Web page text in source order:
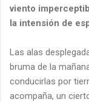
viento
la intensión de
Las alas
bruma de la
conducirlas por
acompaña, un